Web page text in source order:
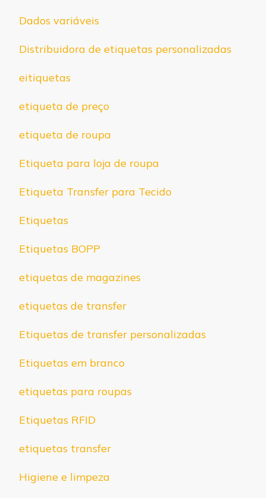
Dados variáveis
Distribuidora de etiquetas personalizadas
eitiquetas
etiqueta de preço
etiqueta de roupa
Etiqueta para loja de roupa
Etiqueta Transfer para Tecido
Etiquetas
Etiquetas BOPP
etiquetas de magazines
etiquetas de transfer
Etiquetas de transfer personalizadas
Etiquetas em branco
etiquetas para roupas
Etiquetas RFID
etiquetas transfer
Higiene e limpeza